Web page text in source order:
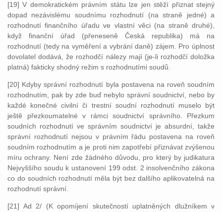
[19] V demokratickém právním státu lze jen stěží přiznat stejný
dopad nezávislému soudnímu rozhodnutí (na straně jedné) a
rozhodnutí finančního úřadu ve vlastní věci (na straně druhé),
když finanční úřad (přeneseně Česká republika) má na
rozhodnutí (tedy na vyměření a vybrání daně) zájem. Pro úplnost
dovolatel dodává, že rozhodčí nálezy mají (je-li rozhodčí doložka
platná) fakticky shodný režim s rozhodnutími soudů.
[20] Kdyby správní rozhodnutí byla postavena na roveň soudním
rozhodnutím, pak by zde buď nebylo správní soudnictví, nebo by
každé konečné civilní či trestní soudní rozhodnutí muselo být
ještě přezkoumatelné v rámci soudnictví správního. Přezkum
soudních rozhodnutí ve správním soudnictví je absurdní, takže
správní rozhodnutí nejsou v právním řádu postavena na roveň
soudním rozhodnutím a je proti nim zapotřebí přiznávat zvýšenou
míru ochrany. Není zde žádného důvodu, pro který by judikatura
Nejvyššího soudu k ustanovení 199 odst. 2 insolvenčního zákona
co do soudních rozhodnutí měla být bez dalšího aplikovatelná na
rozhodnutí správní.
[21] Ad 2/ (K opomíjení skutečností uplatněných dlužníkem v